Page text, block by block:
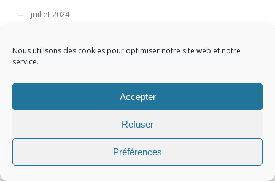
Nous utilisons des cookies pour optimiser notre site web et notre
service.
Accepter
Refuser
Préférences
juillet 2024
mai 2024
février 2024